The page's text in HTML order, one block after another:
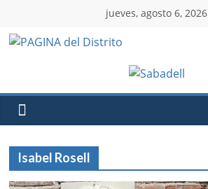
jueves, agosto 6, 2026
Isabel Rosell